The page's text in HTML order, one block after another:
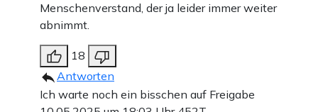
Menschenverstand, der ja leider immer weiter
abnimmt.
18
Antworten
Ich warte noch ein bisschen auf Freigabe